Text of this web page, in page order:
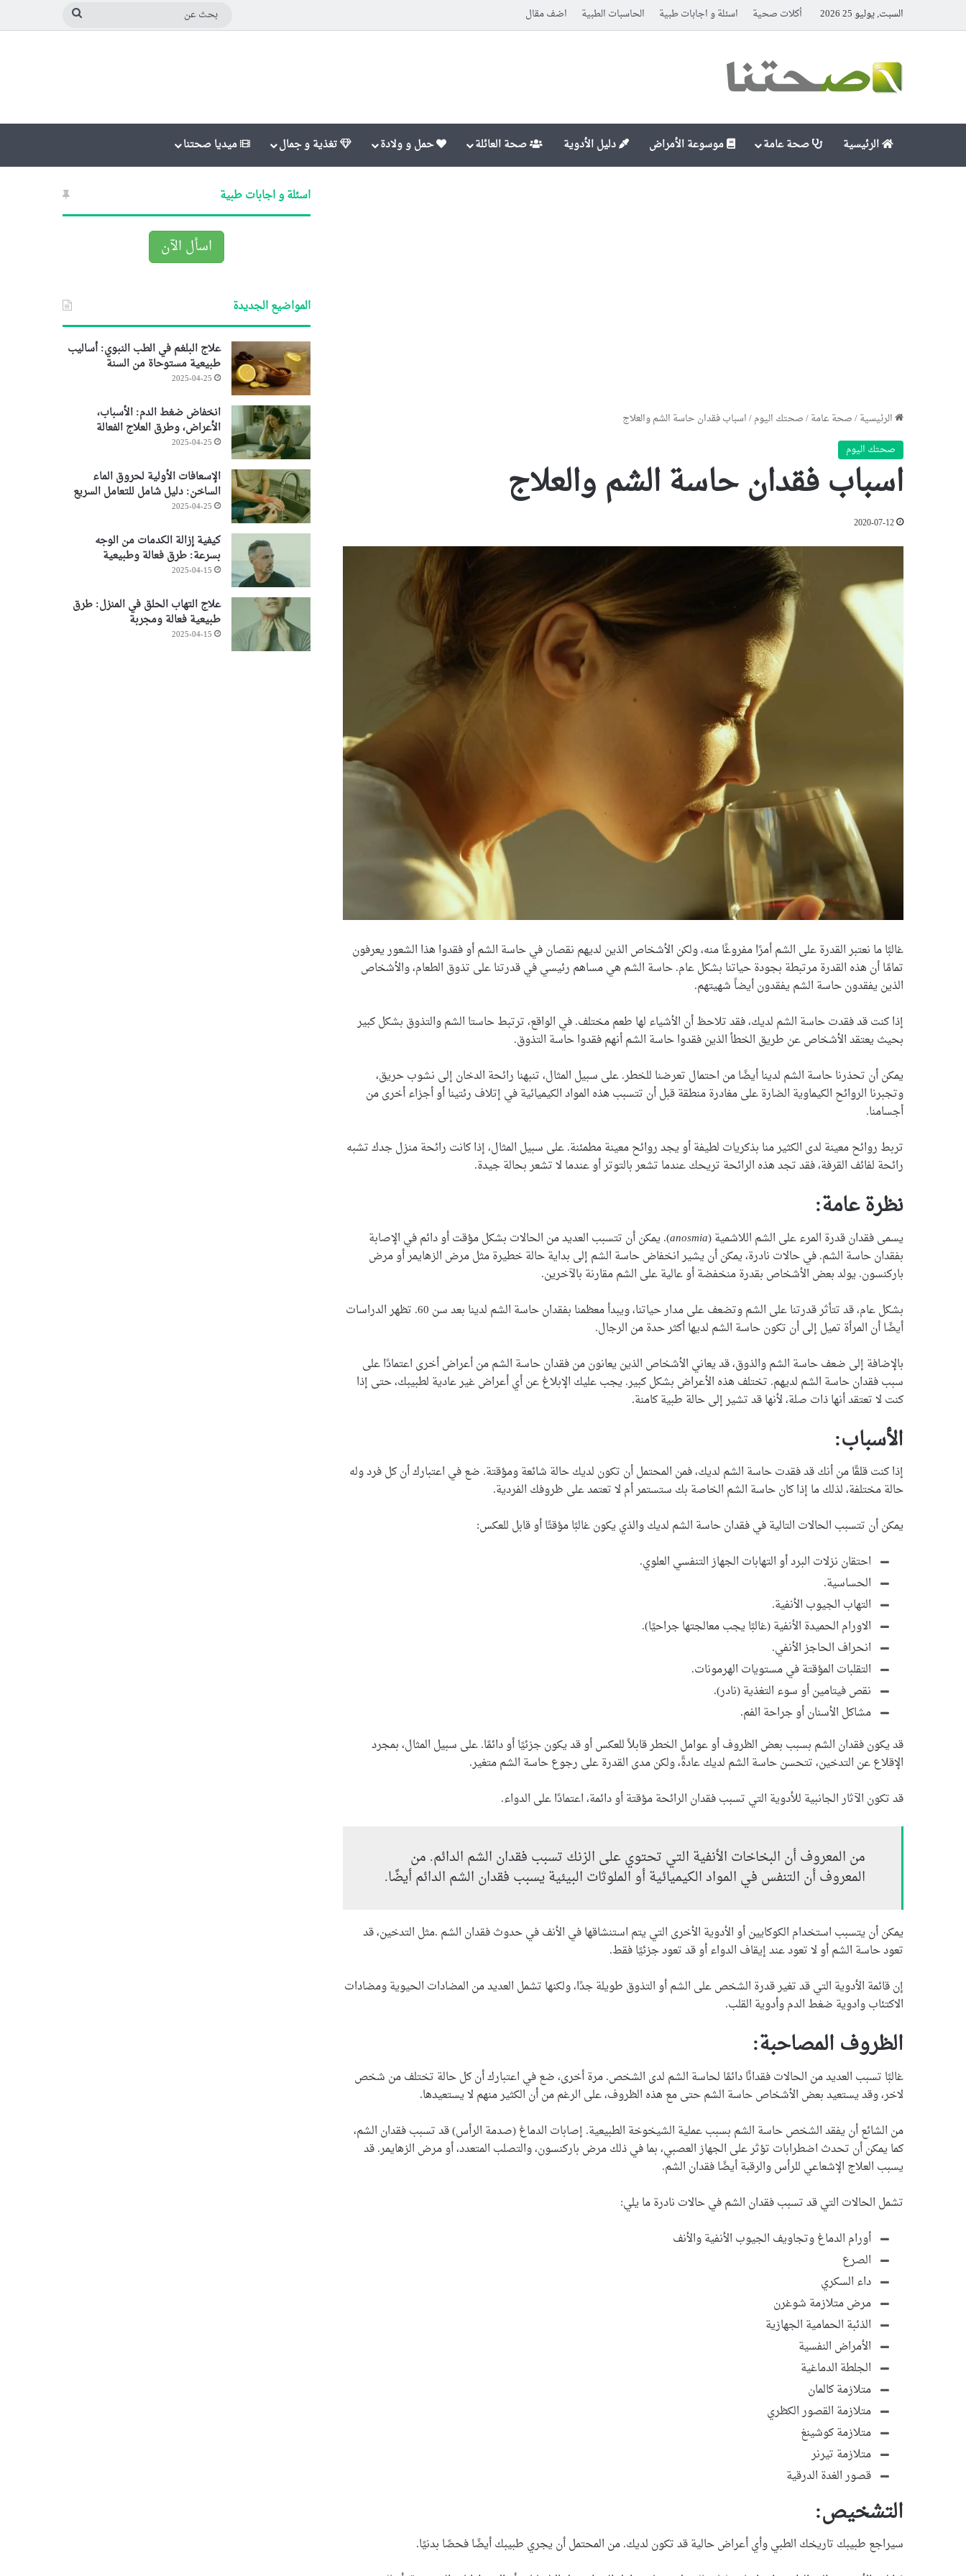
السبت, يوليو 25 2026 أكلات صحية اسئلة و اجابات طبية الحاسبات الطبية اضف مقال
الرئيسية صحة عامة موسوعة الأمراض دليل الأدوية صحة العائلة حمل و ولادة تغذية و جمال ميديا صحتنا
الرئيسية/صحة عامة/صحتك اليوم/اسباب فقدان حاسة الشم والعلاج
صحتك اليوم
اسباب فقدان حاسة الشم والعلاج
2020-07-12
غالبًا ما نعتبر القدرة على الشم أمرًا مفروغًا منه، ولكن الأشخاص الذين لديهم نقصان في حاسة الشم أو فقدوا هذا الشعور يعرفون
تمامًا أن هذه القدرة مرتبطة بجودة حياتنا بشكل عام. حاسة الشم هي مساهم رئيسي في قدرتنا على تذوق الطعام، والأشخاص
الذين يفقدون حاسة الشم يفقدون أيضاً شهيتهم.
إذا كنت قد فقدت حاسة الشم لديك، فقد تلاحظ أن الأشياء لها طعم مختلف. في الواقع، ترتبط حاستا الشم والتذوق بشكل كبير
بحيث يعتقد الأشخاص عن طريق الخطأ الذين فقدوا حاسة الشم أنهم فقدوا حاسة التذوق.
يمكن أن تحذرنا حاسة الشم لدينا أيضًا من احتمال تعرضنا للخطر. على سبيل المثال، تنبهنا رائحة الدخان إلى نشوب حريق،
وتجبرنا الروائح الكيماوية الضارة على مغادرة منطقة قبل أن تتسبب هذه المواد الكيميائية في إتلاف رئتينا أو أجزاء أخرى من
أجسامنا.
تربط روائح معينة لدى الكثير منا بذكريات لطيفة أو يجد روائح معينة مطمئنة. على سبيل المثال، إذا كانت رائحة منزل جدك تشبه
رائحة لفائف القرفة، فقد تجد هذه الرائحة تريحك عندما تشعر بالتوتر أو عندما لا تشعر بحالة جيدة.
نظرة عامة:
يسمى فقدان قدرة المرء على الشم اللاشمية (anosmia). يمكن أن تتسبب العديد من الحالات بشكل مؤقت أو دائم في الإصابة
بفقدان حاسة الشم. في حالات نادرة، يمكن أن يشير انخفاض حاسة الشم إلى بداية حالة خطيرة مثل مرض الزهايمر أو مرض
باركنسون. يولد بعض الأشخاص بقدرة منخفضة أو عالية على الشم مقارنة بالآخرين.
بشكل عام، قد تتأثر قدرتنا على الشم وتضعف على مدار حياتنا، ويبدأ معظمنا بفقدان حاسة الشم لدينا بعد سن 60. تظهر الدراسات
أيضًا أن المرأة تميل إلى أن تكون حاسة الشم لديها أكثر حدة من الرجال.
بالإضافة إلى ضعف حاسة الشم والذوق، قد يعاني الأشخاص الذين يعانون من فقدان حاسة الشم من أعراض أخرى اعتمادًا على
سبب فقدان حاسة الشم لديهم. تختلف هذه الأعراض بشكل كبير. يجب عليك الإبلاغ عن أي أعراض غير عادية لطبيبك، حتى إذا
كنت لا تعتقد أنها ذات صلة، لأنها قد تشير إلى حالة طبية كامنة.
الأسباب:
إذا كنت قلقًا من أنك قد فقدت حاسة الشم لديك، فمن المحتمل أن تكون لديك حالة شائعة ومؤقتة. ضع في اعتبارك أن كل فرد وله
حالة مختلفة، لذلك ما إذا كان حاسة الشم الخاصة بك ستستمر أم لا تعتمد على ظروفك الفردية.
يمكن أن تتسبب الحالات التالية في فقدان حاسة الشم لديك والذي يكون غالبًا مؤقتًا أو قابل للعكس:
احتقان نزلات البرد أو التهابات الجهاز التنفسي العلوي.
الحساسية.
التهاب الجيوب الأنفية.
الاورام الحميدة الأنفية (غالبًا يجب معالجتها جراحيًا).
انحراف الحاجز الأنفي.
التقلبات المؤقتة في مستويات الهرمونات.
نقص فيتامين أو سوء التغذية (نادر).
مشاكل الأسنان أو جراحة الفم.
قد يكون فقدان الشم بسبب بعض الظروف أو عوامل الخطر قابلاً للعكس أو قد يكون جزئيًا أو دائمًا. على سبيل المثال، بمجرد
الإقلاع عن التدخين، تتحسن حاسة الشم لديك عادةً، ولكن مدى القدرة على رجوع حاسة الشم متغير.
قد تكون الآثار الجانبية للأدوية التي تسبب فقدان الرائحة مؤقتة أو دائمة، اعتمادًا على الدواء.
من المعروف أن البخاخات الأنفية التي تحتوي على الزنك تسبب فقدان الشم الدائم. من
المعروف أن التنفس في المواد الكيميائية أو الملوثات البيئية يسبب فقدان الشم الدائم أيضًا.
يمكن أن يتسبب استخدام الكوكايين أو الأدوية الأخرى التي يتم استنشاقها في الأنف في حدوث فقدان الشم .مثل التدخين، قد
تعود حاسة الشم أو لا تعود عند إيقاف الدواء أو قد تعود جزئيًا فقط.
إن قائمة الأدوية التي قد تغير قدرة الشخص على الشم أو التذوق طويلة جدًا، ولكنها تشمل العديد من المضادات الحيوية ومضادات
الاكتئاب وادوية ضغط الدم وأدوية القلب.
الظروف المصاحبة:
غالبًا تسبب العديد من الحالات فقدانًا دائمًا لحاسة الشم لدى الشخص. مرة أخرى، ضع في اعتبارك أن كل حالة تختلف من شخص
لاخر، وقد يستعيد بعض الأشخاص حاسة الشم حتى مع هذه الظروف، على الرغم من أن الكثير منهم لا يستعيدها.
من الشائع أن يفقد الشخص حاسة الشم بسبب عملية الشيخوخة الطبيعية. إصابات الدماغ (صدمة الرأس) قد تسبب فقدان الشم،
كما يمكن أن تحدث اضطرابات تؤثر على الجهاز العصبي، بما في ذلك مرض باركنسون، والتصلب المتعدد، أو مرض الزهايمر. قد
يسبب العلاج الإشعاعي للرأس والرقبة أيضًا فقدان الشم.
تشمل الحالات التي قد تسبب فقدان الشم في حالات نادرة ما يلي:
أورام الدماغ وتجاويف الجيوب الأنفية والأنف
الصرع
داء السكري
مرض متلازمة شوغرن
الذئبة الحمامية الجهازية
الأمراض النفسية
الجلطة الدماغية
متلازمة كالمان
متلازمة القصور الكظري
متلازمة كوشينغ
متلازمة تيرنر
قصور الغدة الدرقية
التشخيص:
سيراجع طبيبك تاريخك الطبي وأي أعراض حالية قد تكون لديك. من المحتمل أن يجري طبيبك أيضًا فحصًا بدنيًا.
اسئلة و اجابات طبية
اسأل الآن
المواضيع الجديدة
علاج البلغم في الطب النبوي: أساليب
طبيعية مستوحاة من السنة
2025-04-25
انخفاض ضغط الدم: الأسباب،
الأعراض، وطرق العلاج الفعالة
2025-04-25
الإسعافات الأولية لحروق الماء
الساخن: دليل شامل للتعامل السريع
2025-04-25
كيفية إزالة الكدمات من الوجه
بسرعة: طرق فعالة وطبيعية
2025-04-15
علاج التهاب الحلق في المنزل: طرق
طبيعية فعالة ومجربة
2025-04-15